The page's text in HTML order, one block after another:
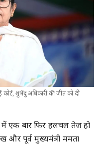
कोर्ट, शुभेंदु अधिकारी की जीत को दी
में एक बार फिर हलचल तेज हो
और पूर्व मुख्यमंत्री ममता